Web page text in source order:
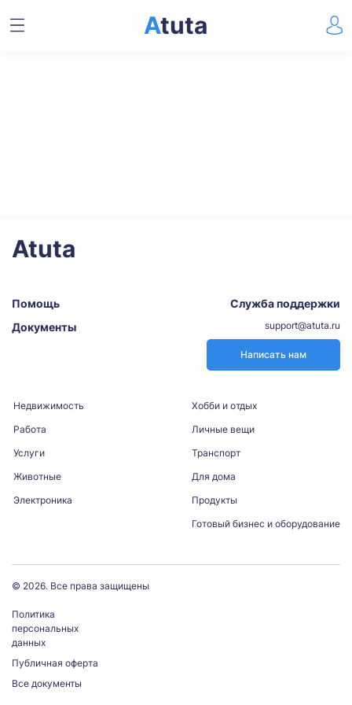
Atuta
Atuta
Помощь
Документы
Служба поддержки
support@atuta.ru
Написать нам
Недвижимость
Работа
Услуги
Животные
Электроника
Хобби и отдых
Личные вещи
Транспорт
Для дома
Продукты
Готовый бизнес и оборудование
© 2026. Все права защищены
Политика
персональных
данных
Публичная оферта
Все документы